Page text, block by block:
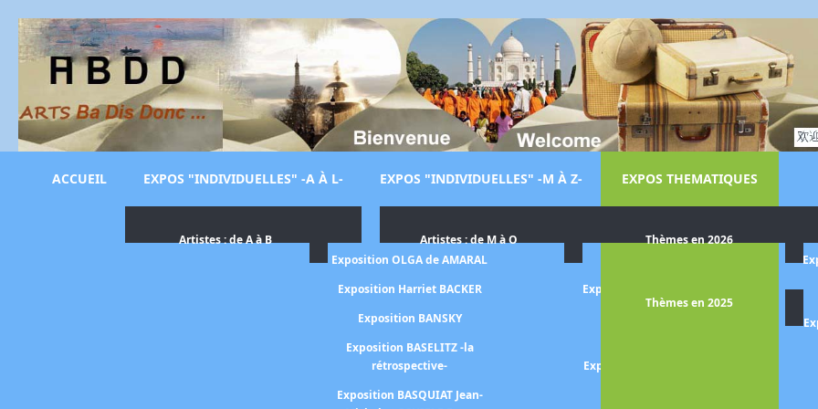
ACCUEIL EXPOS "INDIVIDUELLES" -A À L-
Artistes : de A à B
Exposition OLGA de AMARAL
Exposition Harriet BACKER
Exposition BANSKY
Exposition BASELITZ -la
rétrospective-
Exposition BASQUIAT Jean-
EXPOS "INDIVIDUELLES" -M À Z-
Artistes : de M à O
Exposition Le monde de Steve
MCCURRY
Exposition Aristide MAILLOL -
EXPOS THEMATIQUES
Thèmes en 2026
Thèmes en 2025